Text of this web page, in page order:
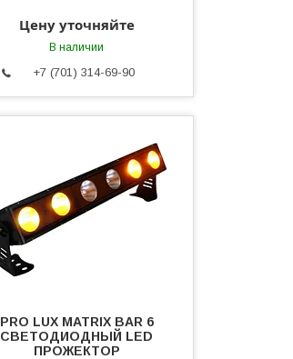
Цену уточняйте
В наличии
+7 (701) 314-69-90
PRO LUX MATRIX BAR 6
СВЕТОДИОДНЫЙ LED
ПРОЖЕКТОР